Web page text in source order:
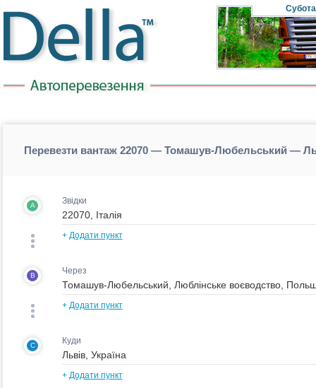
Субота
Перевезти вантаж 22070 — Томашув-Любельський —
A Звідки
+ Додати пункт
B Через
+ Додати пункт
C Куди
+ Додати пункт